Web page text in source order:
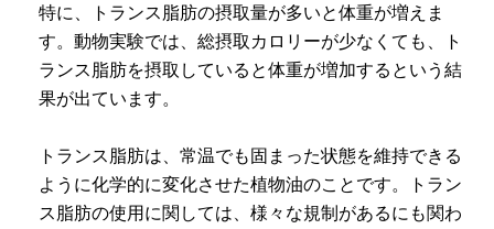
特に、トランス脂肪の摂取量が多いと体重が増えま
す。動物実験では、総摂取カロリーが少なくても、ト
ランス脂肪を摂取していると体重が増加するという結
果が出ています。
トランス脂肪は、常温でも固まった状態を維持できる
ように化学的に変化させた植物油のことです。トラン
ス脂肪の使用に関しては、様々な規制があるにも関わ